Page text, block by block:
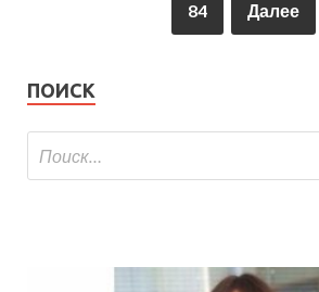
84 Далее
ПОИСК